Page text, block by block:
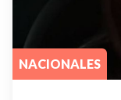
NACIONALES